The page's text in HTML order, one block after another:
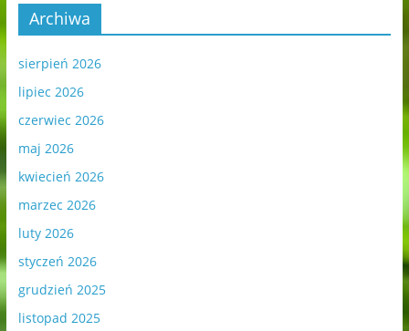
Archiwa
sierpień 2026
lipiec 2026
czerwiec 2026
maj 2026
kwiecień 2026
marzec 2026
luty 2026
styczeń 2026
grudzień 2025
listopad 2025